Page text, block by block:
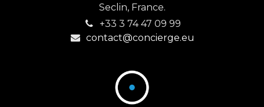
Seclin, France.
+33 3 74 47 09 99
contact@concierge.eu